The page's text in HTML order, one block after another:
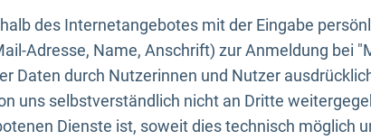
des Internetangebotes mit der Eingabe
Adresse, Name, Anschrift) zur Anmeldung bei
Daten durch Nutzerinnen und Nutzer
uns selbstverständlich nicht an Dritte
Dienste ist, soweit dies technisch möglich